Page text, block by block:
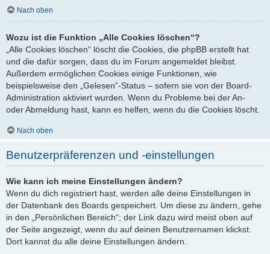
Nach oben
Wozu ist die Funktion „Alle Cookies löschen“?
„Alle Cookies löschen“ löscht die Cookies, die phpBB erstellt hat
und die dafür sorgen, dass du im Forum angemeldet bleibst.
Außerdem ermöglichen Cookies einige Funktionen, wie
beispielsweise den „Gelesen“-Status – sofern sie von der Board-
Administration aktiviert wurden. Wenn du Probleme bei der An-
oder Abmeldung hast, kann es helfen, wenn du die Cookies löscht.
Nach oben
Benutzerpräferenzen und -einstellungen
Wie kann ich meine Einstellungen ändern?
Wenn du dich registriert hast, werden alle deine Einstellungen in
der Datenbank des Boards gespeichert. Um diese zu ändern, gehe
in den „Persönlichen Bereich“; der Link dazu wird meist oben auf
der Seite angezeigt, wenn du auf deinen Benutzernamen klickst.
Dort kannst du alle deine Einstellungen ändern.